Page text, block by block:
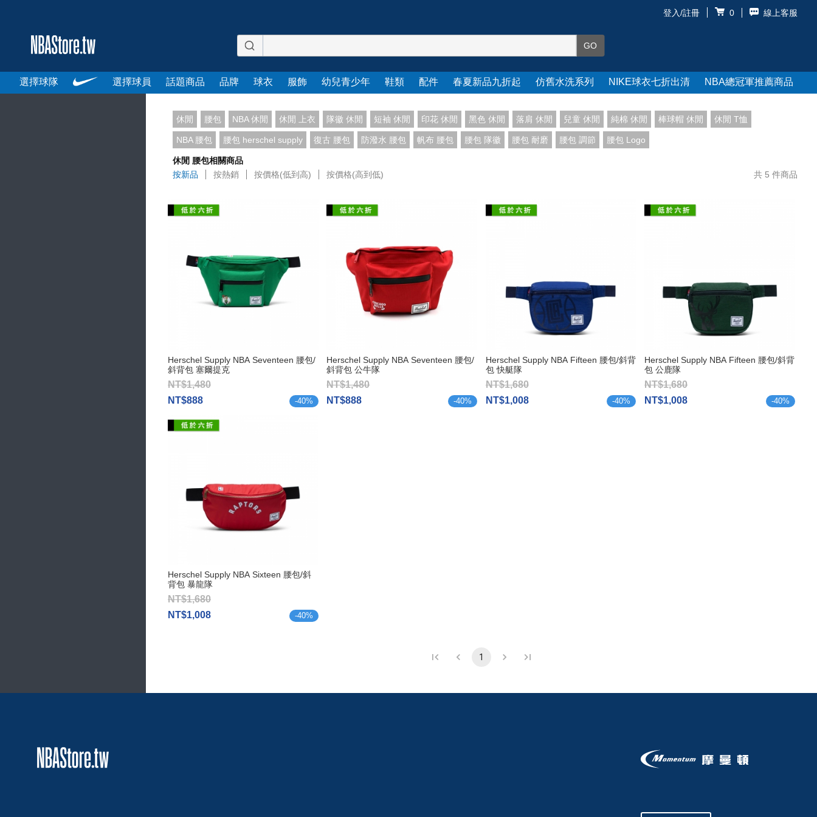
登入/註冊 0 線上客服
選擇球隊 選擇球員 話題商品 品牌 球衣 服飾 幼兒青少年 鞋類 配件 春夏新品九折起 仿舊水洗系列 NIKE球衣七折出清 NBA總冠軍推薦商品
休閒 腰包 NBA 休閒 休閒 上衣 隊徽 休閒 短袖 休閒 印花 休閒 黑色 休閒 落肩 休閒 兒童 休閒 純棉 休閒 棒球帽 休閒 休閒 T恤
NBA 腰包 腰包 herschel supply 復古 腰包 防潑水 腰包 帆布 腰包 腰包 隊徽 腰包 耐磨 腰包 調節 腰包 Logo
休閒 腰包相關商品
按新品
按熱銷 按價格(低到高) 按價格(高到低) 共 5 件商品
Herschel Supply NBA Seventeen 腰包/
斜背包 塞爾提克
NT$1,480
NT$888
-40%
Herschel Supply NBA Seventeen 腰包/
斜背包 公牛隊
NT$1,480
NT$888
-40%
Herschel Supply NBA Fifteen 腰包/斜背
包 快艇隊
NT$1,680
NT$1,008
-40%
Herschel Supply NBA Fifteen 腰包/斜背
包 公鹿隊
NT$1,680
NT$1,008
-40%
Herschel Supply NBA Sixteen 腰包/斜
背包 暴龍隊
NT$1,680
NT$1,008
-40%
1